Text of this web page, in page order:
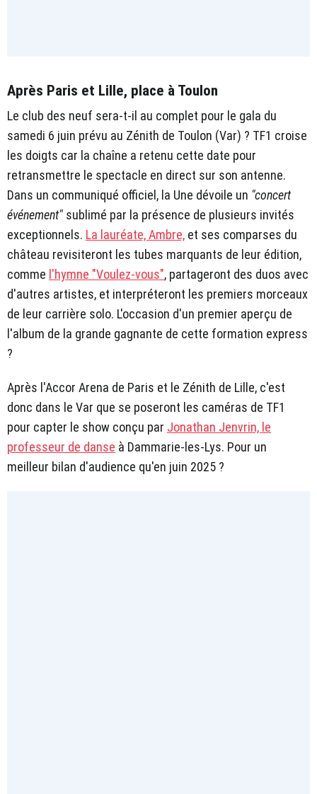
Après Paris et Lille, place à Toulon
Le club des neuf sera-t-il au complet pour le gala du
samedi 6 juin prévu au Zénith de Toulon (Var) ? TF1 croise
les doigts car la chaîne a retenu cette date pour
retransmettre le spectacle en direct sur son antenne.
Dans un communiqué officiel, la Une dévoile un "concert
événement" sublimé par la présence de plusieurs invités
exceptionnels. La lauréate, Ambre, et ses comparses du
château revisiteront les tubes marquants de leur édition,
comme l'hymne "Voulez-vous", partageront des duos avec
d'autres artistes, et interpréteront les premiers morceaux
de leur carrière solo. L'occasion d'un premier aperçu de
l'album de la grande gagnante de cette formation express
?
Après l'Accor Arena de Paris et le Zénith de Lille, c'est
donc dans le Var que se poseront les caméras de TF1
pour capter le show conçu par Jonathan Jenvrin, le
professeur de danse à Dammarie-les-Lys. Pour un
meilleur bilan d'audience qu'en juin 2025 ?